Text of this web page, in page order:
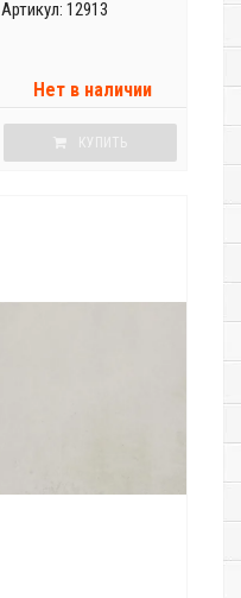
Артикул: 12913
Нет в наличии
КУПИТЬ